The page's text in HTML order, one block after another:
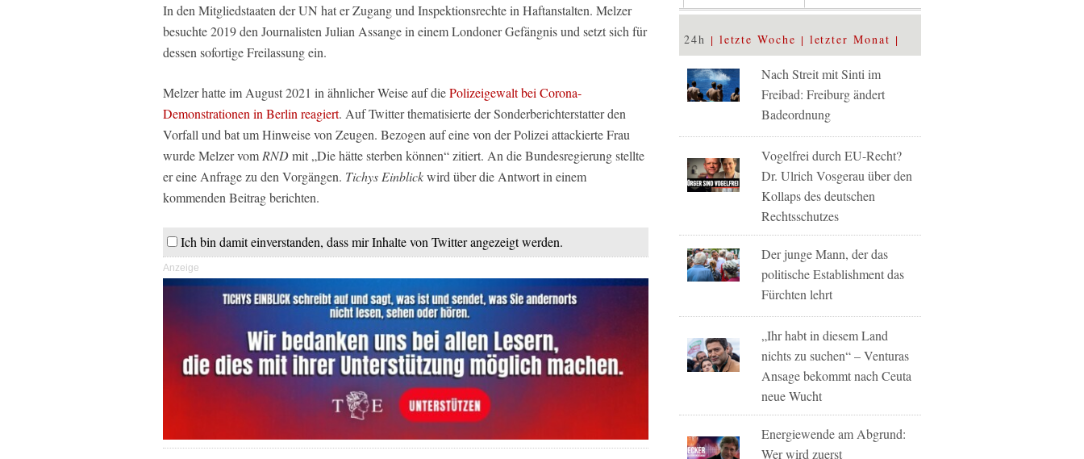
In den Mitgliedstaaten der UN hat er Zugang und Inspektionsrechte in Haftanstalten. Melzer
besuchte 2019 den Journalisten Julian Assange in einem Londoner Gefängnis und setzt sich für
dessen sofortige Freilassung ein.
Melzer hatte im August 2021 in ähnlicher Weise auf diePolizeigewalt bei Corona-
Demonstrationen in Berlin reagiert. Auf Twitter thematisierte der Sonderberichterstatter den
Vorfall und bat um Hinweise von Zeugen. Bezogen auf eine von der Polizei attackierte Frau
wurde Melzer vom RNDmit „Die hätte sterben können“ zitiert. An die Bundesregierung stellte
er eine Anfrage zu den Vorgängen. Tichys Einblickwird über die Antwort in einem
kommenden Beitrag berichten.
Ich bin damit einverstanden, dass mir Inhalte von Twitter angezeigt werden.
Anzeige
24h letzte Woche letzter Monat
Nach Streit mit Sinti im
Freibad: Freiburg ändert
Badeordnung
Vogelfrei durch EU-Recht?
Dr. Ulrich Vosgerau über den
Kollaps des deutschen
Rechtsschutzes
Der junge Mann, der das
politische Establishment das
Fürchten lehrt
„Ihr habt in diesem Land
nichts zu suchen“ – Venturas
Ansage bekommt nach Ceuta
neue Wucht
Energiewende am Abgrund:
Wer wird zuerst